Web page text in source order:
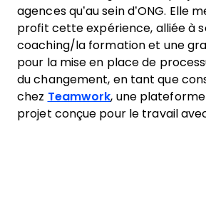
agences qu’au sein d’ONG. Elle
profit cette expérience, alliée à
coaching/la formation et une
pour la mise en place de
du changement, en tant que
chez Teamwork, une
projet conçue pour le travail